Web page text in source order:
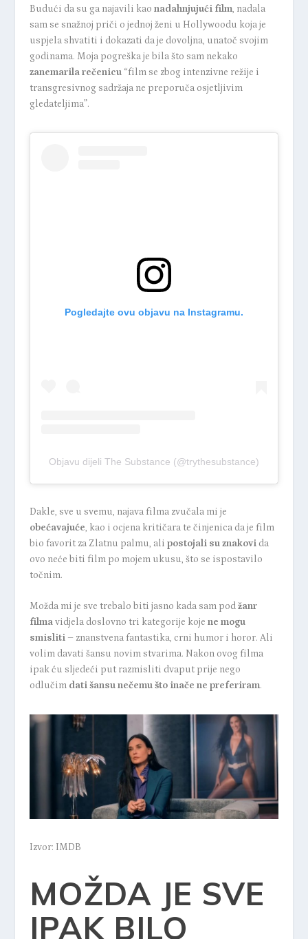
Budući da su ga najavili kao nadahnjujući film, nadala
sam se snažnoj priči o jednoj ženi u Hollywoodu koja je
uspjela shvatiti i dokazati da je dovoljna, unatoč svojim
godinama. Moja pogreška je bila što sam nekako
zanemarila rečenicu“film se zbog intenzivne režije i
transgresivnog sadržaja ne preporuča osjetljivim
gledateljima”.
Pogledajte ovu objavu na Instagramu.
Objavu dijeli The Substance (@trythesubstance)
Dakle, sve u svemu, najava filma zvučala mi je
obećavajuće, kao i ocjena kritičara te činjenica da je film
bio favorit za Zlatnu palmu, ali postojali su znakovida
ovo neće biti film po mojem ukusu, što se ispostavilo
točnim.
Možda mi je sve trebalo biti jasno kada sam podžanr
filmavidjela doslovno tri kategorije koje ne mogu
smisliti– znanstvena fantastika, crni humor i horor. Ali
volim davati šansu novim stvarima. Nakon ovog filma
ipak ću sljedeći put razmisliti dvaput prije nego
odlučim dati šansu nečemu što inače ne preferiram.
Izvor: IMDB
MOŽDA JE SVE
IPAK BILO